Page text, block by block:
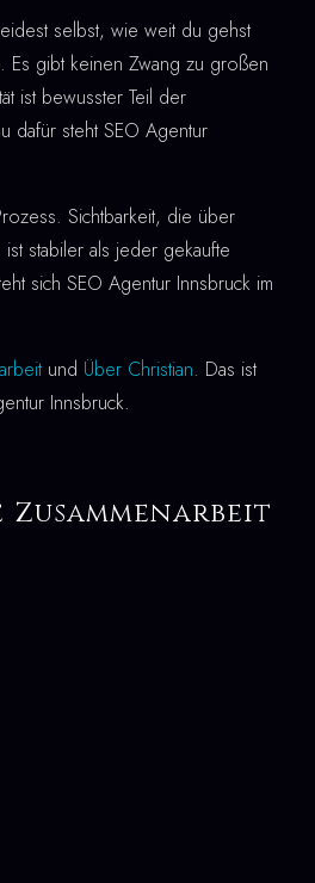
selbst, wie weit du gehst
Es gibt keinen Zwang zu großen
ist bewusster Teil der
dafür steht SEO Agentur
Sichtbarkeit, die über
stabiler als jeder gekaufte
sich SEO Agentur Innsbruck im
und Über Christian. Das ist
Innsbruck.